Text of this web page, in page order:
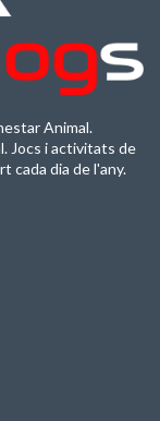
Animal.
Jocs i activitats de
cada dia de l'any.